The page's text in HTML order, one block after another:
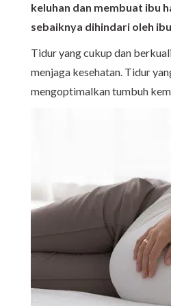
keluhan dan membuat ibu
sebaiknya dihindari oleh
Tidur yang cukup dan
menjaga kesehatan. Tidur
mengoptimalkan tumbuh